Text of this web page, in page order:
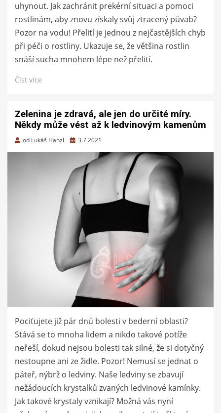
uhynout. Jak zachránit prekérní situaci a pomoci
rostlinám, aby znovu získaly svůj ztracený půvab?
Pozor na vodu! Přelití je jednou z nejčastějších chyb
při péči o rostliny. Ukazuje se, že většina rostlin
snáší sucha mnohem lépe než přelití.
Číst více
Zelenina je zdravá, ale jen do určité míry.
Někdy může vést až k ledvinovým kamenům
od Lukáš Hanzl
Zveřejněno
3.7.2021
Pociťujete již pár dnů bolesti v bederní oblasti?
Stává se to mnoha lidem a nikdo takové potíže
neřeší, dokud nejsou bolesti tak silné, že si dotyčný
nestoupne ani ze židle. Pozor! Nemusí se jednat o
páteř, nýbrž o ledviny. Naše ledviny se zbavují
nežádoucích krystalků zvaných ledvinové kamínky.
Jak takové krystaly vznikají? Možná vás nyní